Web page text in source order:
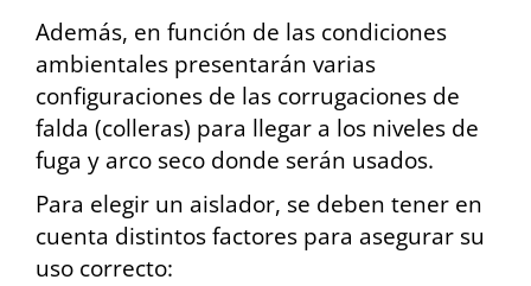
Además, en función de las condiciones
ambientales presentarán varias
configuraciones de las corrugaciones de
falda (colleras) para llegar a los niveles de
fuga y arco seco donde serán usados.
Para elegir un aislador, se deben tener en
cuenta distintos factores para asegurar su
uso correcto: